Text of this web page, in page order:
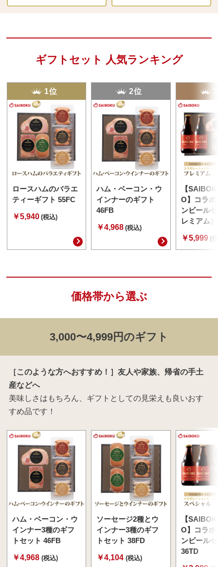
ギフトセット 人気ランキング
1位
ロースハムのバラエ
ティーギフト 55FC
￥5,940 (税込)
2位
ハム・ベーコン・ウ
インナーのギフト
46FB
￥4,968 (税込)
【
O】コラボ
ンビール
レミアム
￥5,999 (
価格帯から選ぶ
3,000〜4,999円のギフト
［このような方へおすすめ！］友人や家族、帰省の手土
産などへ
美味しさはもちろん、ギフトとしての見栄えも良いおす
すめ品です！
ハム・ベーコン・ウ
インナー3種のギフ
トセット 46FB
￥4,968 (税込)
ソーセージ2種とウ
インナー3種のギフ
トセット 38FD
￥4,104 (税込)
【
O】コラボ
ンビール
36TD